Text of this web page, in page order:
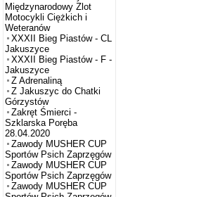
Międzynarodowy Zlot
Motocykli Ciężkich i
Weteranów
XXXII Bieg Piastów - CL
Jakuszyce
XXXII Bieg Piastów - F -
Jakuszyce
Z Adrenaliną
Z Jakuszyc do Chatki
Górzystów
Zakręt Śmierci -
Szklarska Poręba
28.04.2020
Zawody MUSHER CUP
Sportów Psich Zaprzęgów
Zawody MUSHER CUP
Sportów Psich Zaprzęgów
Zawody MUSHER CUP